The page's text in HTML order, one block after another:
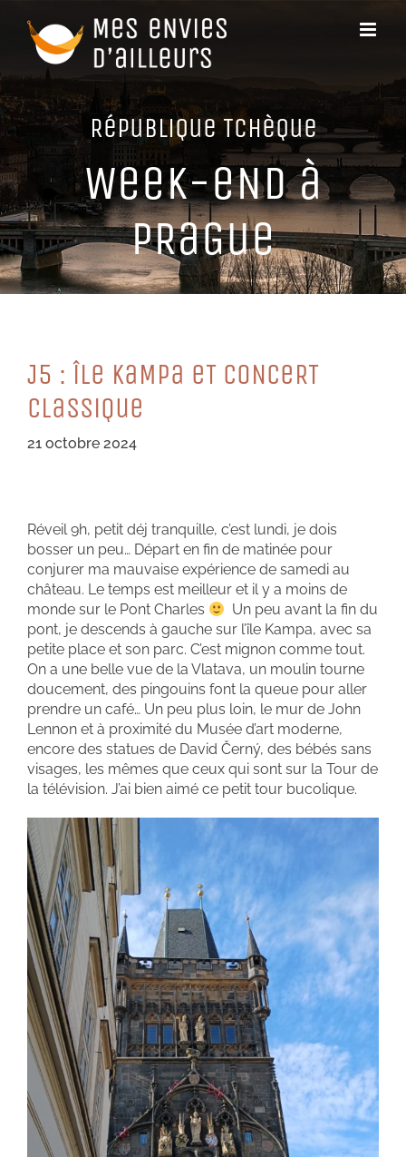
contenu
RéPuBLiQue TCHèQue
WeeK-eND à
PRaGue
J5 : îLe KaMPa eT CoNCeRT
CLaSSiQue
21 octobre 2024
Réveil 9h, petit déj tranquille, c’est lundi, je dois
bosser un peu… Départ en fin de matinée pour
conjurer ma mauvaise expérience de samedi au
château. Le temps est meilleur et il y a moins de
monde sur le Pont Charles
Un peu avant la fin du
pont, je descends à gauche sur l’île Kampa, avec sa
petite place et son parc. C’est mignon comme tout.
On a une belle vue de la Vlatava, un moulin tourne
doucement, des pingouins font la queue pour aller
prendre un café… Un peu plus loin, le mur de John
Lennon et à proximité du Musée d’art moderne,
encore des statues de David Černý, des bébés sans
visages, les mêmes que ceux qui sont sur la Tour de
la télévision. J’ai bien aimé ce petit tour bucolique.